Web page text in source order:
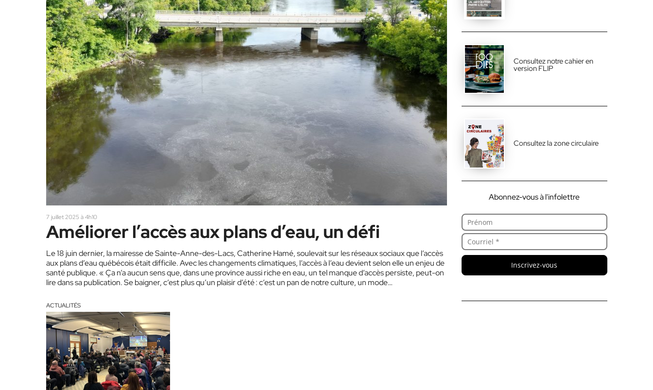
7 juillet 2025 à 4h10
Améliorer l’accès aux plans d’eau, un défi
Le 18 juin dernier, la mairesse de Sainte-Anne-des-Lacs, Catherine Hamé, soulevait sur les réseaux sociaux que l’accès
aux plans d’eau québécois était difficile. Avec les changements climatiques, l’accès à l’eau devient selon elle un enjeu de
santé publique. « Ça n’a aucun sens que, dans une province aussi riche en eau, un tel manque d’accès persiste, peut-on
lire dans sa publication. Se baigner, c’est plus qu’un plaisir d’été : c’est un pan de notre culture, un mode…
ACTUALITÉS
Consultez notre cahier en
version FLIP
Consultez la zone circulaire
Abonnez-vous à l'infolettre
Inscrivez-vous